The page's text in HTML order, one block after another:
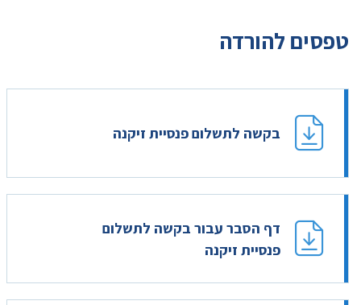
טפסים להורדה
בקשה לתשלום פנסיית זיקנה
דף הסבר עבור בקשה לתשלום
פנסיית זיקנה